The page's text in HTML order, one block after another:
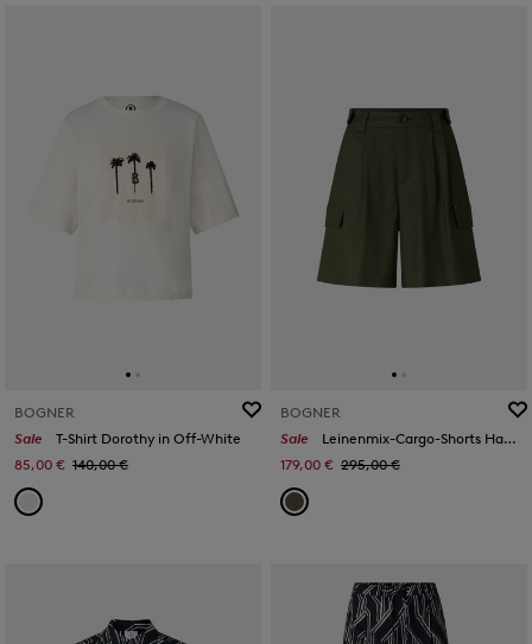
BOGNER
Sale
T-Shirt Dorothy in Off-White
85,00 € 140,00 €
BOGNER
Sale
Leinenmix-Cargo-Shorts Hanny in Oliv-Grün
179,00 € 295,00 €